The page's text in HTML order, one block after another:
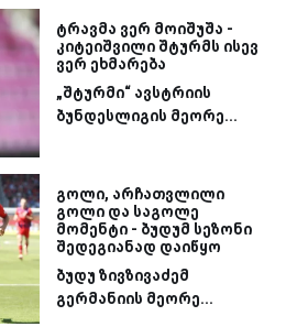
ტრავმა ვერ მოიშუშა -
კიტეიშვილი შტურმს ისევ
ვერ ეხმარება
„შტურმი“ ავსტრიის
ბუნდესლიგის მეორე...
გოლი, არჩათვლილი
გოლი და საგოლე
მომენტი - ბუდუმ სეზონი
შედეგიანად დაიწყო
ბუდუ ზივზივაძემ
გერმანიის მეორე...